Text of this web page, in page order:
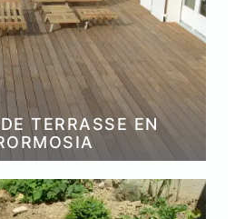
TERRASSE EN